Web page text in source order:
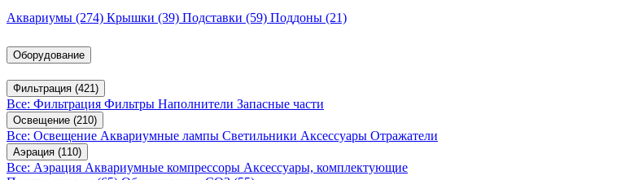
Аквариумы (274) Крышки (39) Подставки (59) Поддоны (21)
Оборудование
Фильтрация (421)
Все: Фильтрация Фильтры Наполнители Запасные части
Освещение (210)
Все: Освещение Аквариумные лампы Светильники Аксессуары Отражатели
Аэрация (110)
Все: Аэрация Аквариумные компрессоры Аксессуары, комплектующие